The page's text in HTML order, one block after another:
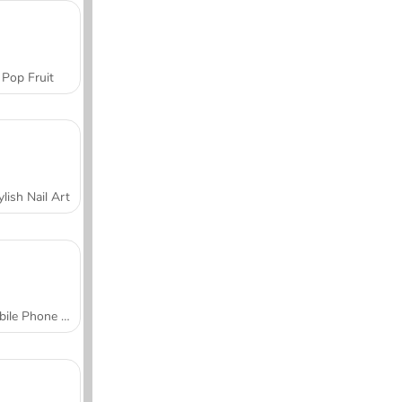
Pop Fruit
Nail Art
Mobile Phone Case Design & DIY